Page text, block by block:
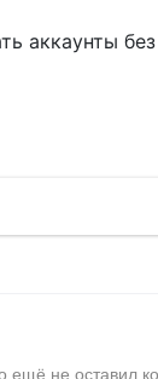
аккаунты
ещё не оставил